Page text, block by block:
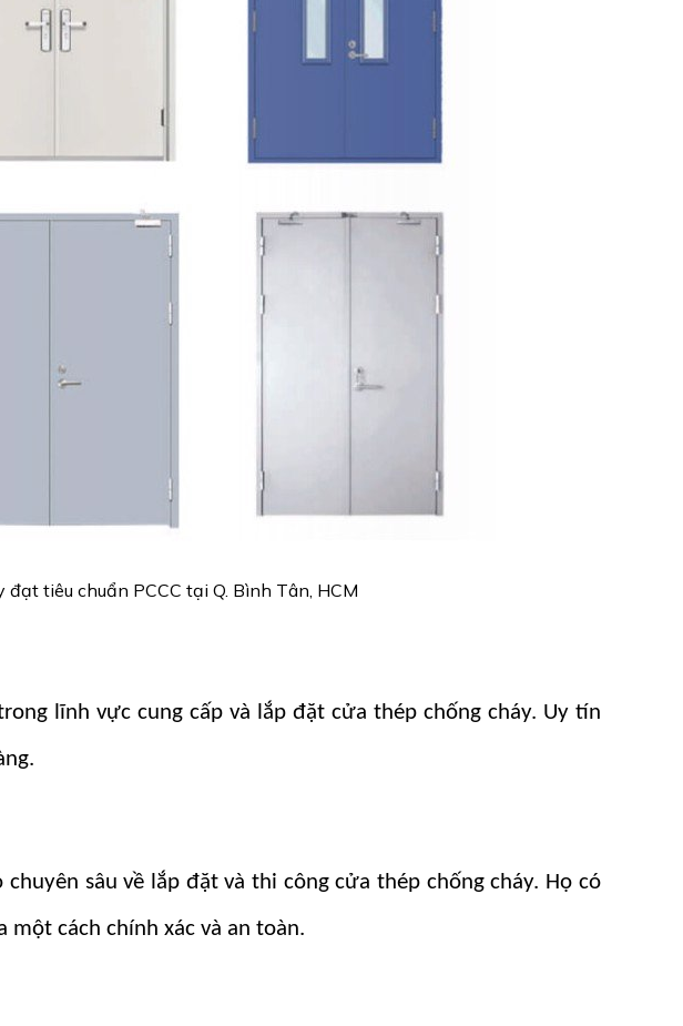
tiêu chuẩn PCCC tại Q. Bình Tân, HCM
lĩnh vực cung cấp và lắp đặt cửa thép chống cháy. Uy tín
sâu về lắp đặt và thi công cửa thép chống cháy. Họ có
một cách chính xác và an toàn.